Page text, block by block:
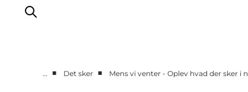
… ■ Det sker ■ Mens vi venter - Oplev hvad der sker